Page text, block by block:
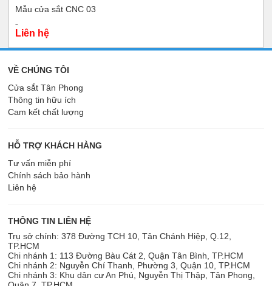
Mẫu cửa sắt CNC 03
Liên hệ
VỀ CHÚNG TÔI
Cửa sắt Tân Phong
Thông tin hữu ích
Cam kết chất lượng
HỖ TRỢ KHÁCH HÀNG
Tư vấn miễn phí
Chính sách bảo hành
Liên hệ
THÔNG TIN LIÊN HỆ
Trụ sở chính: 378 Đường TCH 10, Tân Chánh Hiệp, Q.12,
TP.HCM
Chi nhánh 1: 113 Đường Bàu Cát 2, Quận Tân Bình, TP.HCM
Chi nhánh 2: Nguyễn Chí Thanh, Phường 3, Quận 10, TP.HCM
Chi nhánh 3: Khu dân cư An Phú, Nguyễn Thị Thập, Tân Phong,